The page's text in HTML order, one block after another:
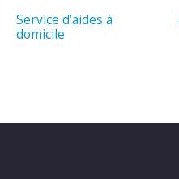
Service d’aides à
domicile